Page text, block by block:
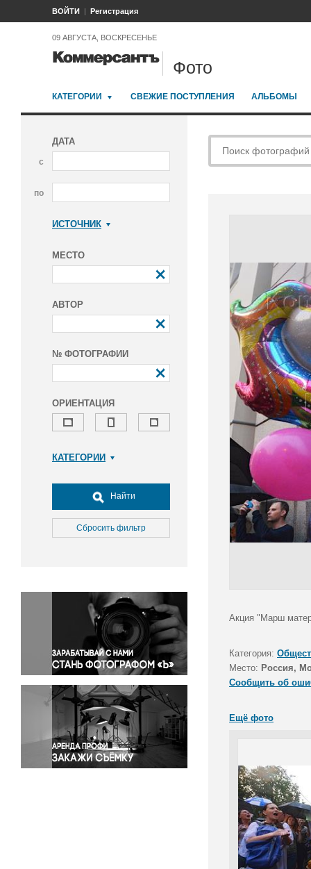
ВОЙТИ Регистрация
09 АВГУСТА, ВОСКРЕСЕНЬЕ
Фото
КАТЕГОРИИ СВЕЖИЕ ПОСТУПЛЕНИЯ АЛЬБОМЫ
ДАТА
с
по
ИСТОЧНИК
МЕСТО
АВТОР
№ ФОТОГРАФИИ
ОРИЕНТАЦИЯ
КАТЕГОРИИ
Досуг, туризм и отдых
Культура
Медицина
Окружающая среда
Политика
Правосудие
Происшествия и конфликты
Религия
Светская жизнь
Спорт
Экология
Экономика и бизнес
Найти
Сбросить фильтр
Акция "Марш
Категория:
Место: Россия,
Сообщить об
Ещё фото